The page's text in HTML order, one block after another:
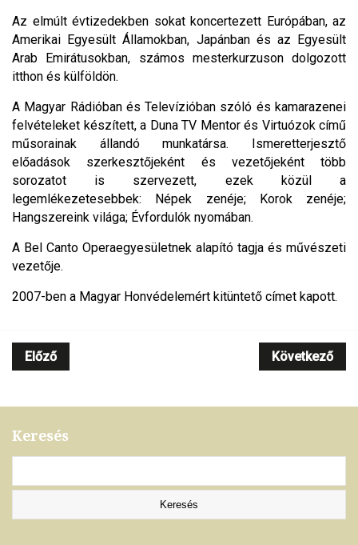
Az elmúlt évtizedekben sokat koncertezett Európában, az
Amerikai Egyesült Államokban, Japánban és az Egyesült
Arab Emirátusokban, számos mesterkurzuson dolgozott
itthon és külföldön.
A Magyar Rádióban és Televízióban szóló és kamarazenei
felvételeket készített, a Duna TV Mentor és Virtuózok című
műsorainak állandó munkatársa. Ismeretterjesztő
előadások szerkesztőjeként és vezetőjeként több
sorozatot is szervezett, ezek közül a
legemlékezetesebbek: Népek zenéje; Korok zenéje;
Hangszereink világa; Évfordulók nyomában.
A Bel Canto Operaegyesületnek alapító tagja és művészeti
vezetője.
2007-ben a Magyar Honvédelemért kitüntető címet kapott.
Előző Következő
Keresés